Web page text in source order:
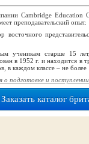
Cambridge Education
преподавательский опыт.
восточного
ученикам старше 15
в 1952 г. и находится
в каждом классе – не более
о подготовке и
Заказать каталог